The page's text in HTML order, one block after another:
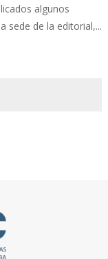
algunos
sede de la editorial,...